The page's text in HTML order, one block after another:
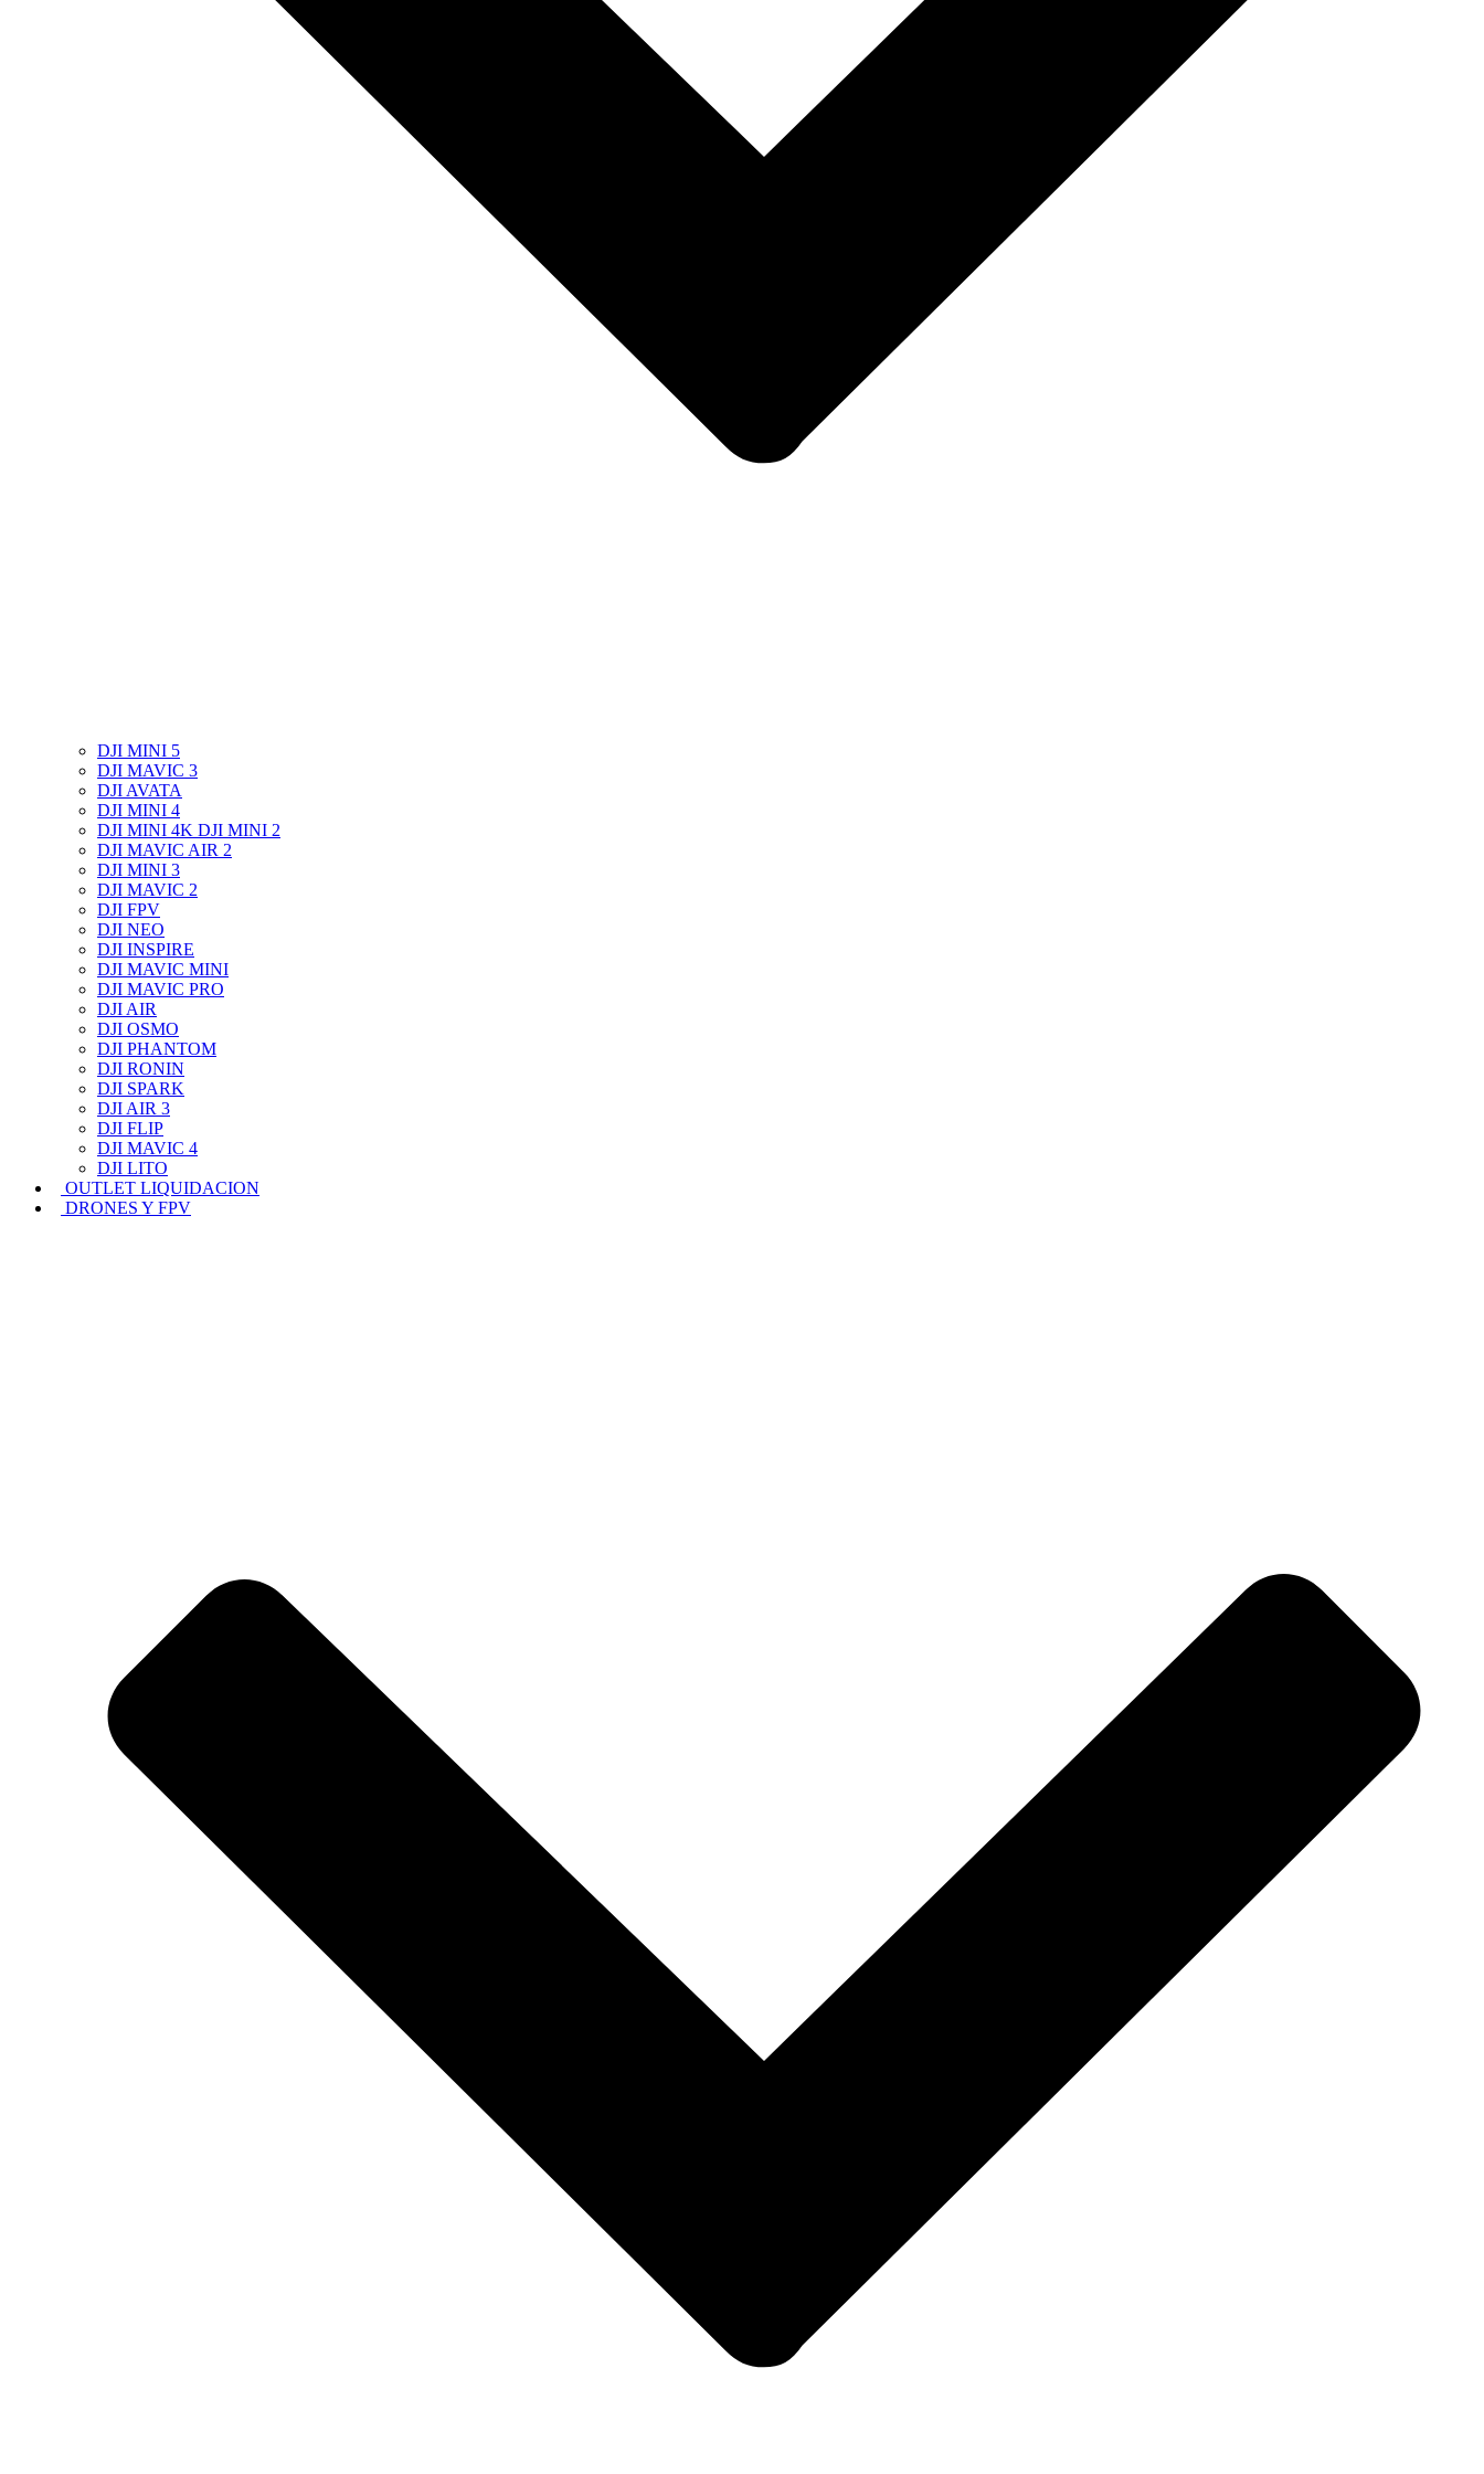
DJI MINI 5
DJI MAVIC 3
DJI AVATA
DJI MINI 4
DJI MINI 4K DJI MINI 2
DJI MAVIC AIR 2
DJI MINI 3
DJI MAVIC 2
DJI FPV
DJI NEO
DJI INSPIRE
DJI MAVIC MINI
DJI MAVIC PRO
DJI AIR
DJI OSMO
DJI PHANTOM
DJI RONIN
DJI SPARK
DJI AIR 3
DJI FLIP
DJI MAVIC 4
DJI LITO
OUTLET LIQUIDACION
DRONES Y FPV